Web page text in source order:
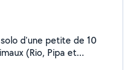
(Rio, Pipa et